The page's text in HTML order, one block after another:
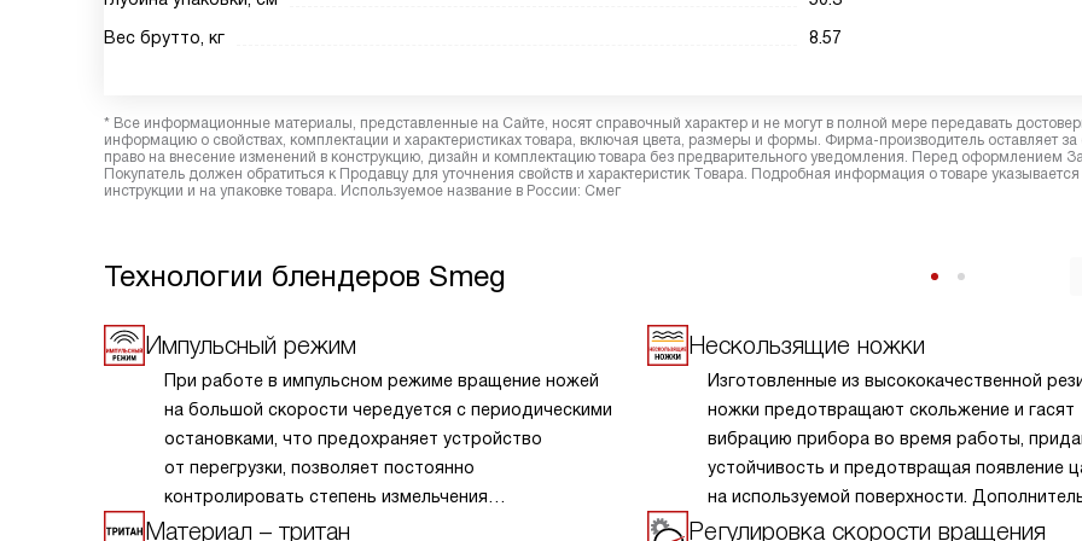
Вес брутто, кг
8.57
* Все информационные материалы, представленные на Сайте, носят справочный характер и не могут в полной мере передавать
информацию о свойствах, комплектации и характеристиках товара, включая цвета, размеры и формы. Фирма-производитель оставляет за
право на внесение изменений в конструкцию, дизайн и комплектацию товара без предварительного уведомления. Перед оформлением
Покупатель должен обратиться к Продавцу для уточнения свойств и характеристик Товара. Подробная информация о товаре указывается
инструкции и на упаковке товара. Используемое название в России: Смег
Технологии блендеров Smeg
Импульсный режим
При работе в импульсном режиме вращение ножей
на большой скорости чередуется с периодическими
остановками, что предохраняет устройство
от перегрузки, позволяет постоянно
контролировать степень измельчения
и максимально эффективно обрабатывать твердые
Материал – тритан
Нескользящие ножки
Изготовленные из высококачественной
ножки предотвращают скольжение и гасят
вибрацию прибора во время работы,
устойчивость и предотвращая появление
на используемой поверхности.
бонусом становится снижение шума в
Регулировка скорости вращения